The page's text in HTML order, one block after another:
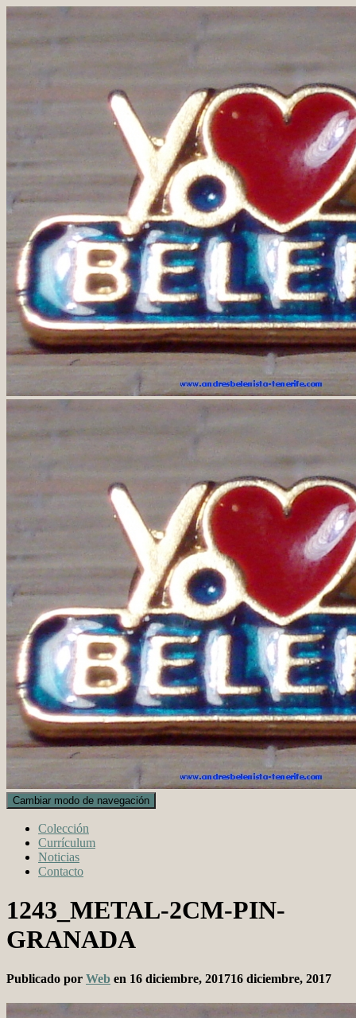
Cambiar modo de navegación
Colección
Currículum
Noticias
Contacto
1243_METAL-2CM-PIN-
GRANADA
Publicado por Web en 16 diciembre, 201716 diciembre, 2017